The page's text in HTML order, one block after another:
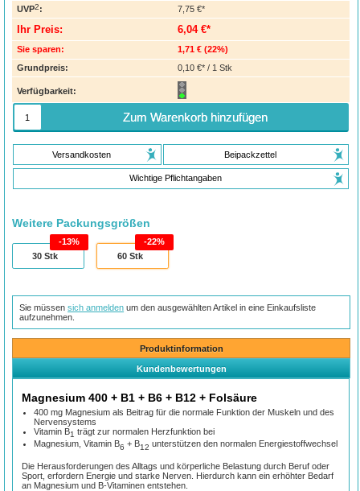
UVP2: 7,75 €*
Ihr Preis: 6,04 €*
Sie sparen: 1,71 € (22%)
Grundpreis:
0,10 €* / 1 Stk
Verfügbarkeit:
Zum Warenkorb hinzufügen
Versandkosten Beipackzettel
Wichtige Pflichtangaben
Weitere Packungsgrößen
30 Stk
13%
60Stk
22%
Sie müssensich anmelden um den ausgewählten Artikel in eine Einkaufsliste
aufzunehmen.
Produktinformation
Kundenbewertungen
Magnesium 400 + B1 + B6 + B12 + Folsäure
400 mg Magnesium als Beitrag für die normale Funktion der Muskeln und des
Nervensystems
Vitamin B1 trägt zur normalen Herzfunktion bei
Magnesium, Vitamin B6 + B12 unterstützen den normalen Energiestoffwechsel
Die Herausforderungen des Alltags und körperliche Belastung durch Beruf oder
Sport, erfordern Energie und starke Nerven. Hierdurch kann ein erhöhter Bedarf
an Magnesium und B-Vitaminen entstehen.